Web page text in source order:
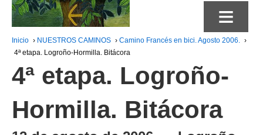
≡
Inicio › NUESTROS CAMINOS › Camino Francés en bici. Agosto 2006. ›
4ª etapa. Logroño-Hormilla. Bitácora
4ª etapa. Logroño-
Hormilla. Bitácora